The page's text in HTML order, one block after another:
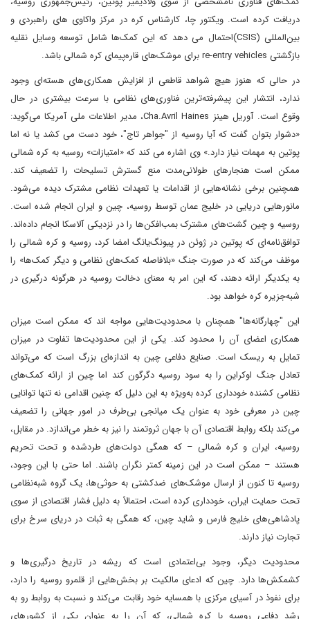
دریافت کرده است. ویکتور چا، کارشناس کره در مرکز واکاوی های راهبردی و
بین‌المللی (CSIS)احتمال می دهد که این کمک‌ها شامل توسعه وسایل نقلیه
بازگشتی re-entry vehicles برای موشک‌های قاره‌پیمای کره شمالی باشد.
در حالی که هنوز هیچ شواهد قاطعی از افزایش همکاری‌های هسته‌ای وجود
ندارد، انتشار این پیشرفته‌ترین فناوری‌های نظامی با سرعت بیشتری در حال
وقوع است. آوریل هینز Cha.Avril Haines، مدیر اطلاعات ملی آمریکا می‌گوید:
«دشوار بتوان گفت که آیا روسیه از "جواهر تاج"، خود دست می کشد یا نه اما
پوتین به مهمات نیاز دارد.» وی اشاره می کند که «امتیازات» روسیه به کره شمالی
ممکن است هنجارهای طولانی‌مدت منع گسترش تسلیحات را تضعیف کند.
همچنین برخی نشانه‌هایی از اقدامات یا تعهدات نظامی مشترک دیده می‌شود.
مانورهایی دریایی در خلیج عمان توسط روسیه، چین و ایران انجام شده است.
روسیه و چین گشت‌های مشترک بمب‌افکن‌ها را در نزدیکی آلاسکا انجام داده‌اند.
توافق‌نامه‌ای که پوتین در ژوئن در پیونگ‌یانگ امضا کرد، روسیه و کره شمالی را
موظف می‌کند که در صورت جنگ «بلافاصله کمک‌های نظامی و دیگر کمک‌ها» را
به یکدیگر ارائه دهند، که این امر به معنای دخالت روسیه در هرگونه درگیری در
شبه‌جزیره کره خواهد بود.
این "چهارگانه‌ها" همچنان با محدودیت‌هایی مواجه اند که ممکن است میزان
همکاری اعضای آن را محدود کند. یکی از این محدودیت‌ها تفاوت در میزان
تمایل به ریسک است. صنایع دفاعی چین به اندازه‌ای بزرگ است که می‌تواند
تعادل جنگ اوکراین را به سود روسیه دگرگون کند اما چین از ارائه کمک‌های
نظامی کشنده خودداری کرده به‌ویژه به این دلیل که چنین اقدامی نه تنها توانایی
چین در معرفی خود به عنوان یک میانجی بی‌طرف در امور جهانی را تضعیف
می‌کند بلکه روابط اقتصادی آن با جهان ثروتمند را نیز به خطر می‌اندازد. در مقابل،
روسیه، ایران و کره شمالی – که همگی دولت‌های طردشده و تحت تحریم
هستند – ممکن است در این زمینه کمتر نگران باشند. اما حتی با این وجود،
روسیه تا کنون از ارسال موشک‌های ضدکشتی به حوثی‌ها، یک گروه شبه‌نظامی
تحت حمایت ایران، خودداری کرده است، احتمالاً به دلیل فشار اقتصادی از سوی
پادشاهی‌های خلیج فارس و شاید چین، که همگی به ثبات در دریای سرخ برای
تجارت نیاز دارند.
محدودیت دیگر، وجود بی‌اعتمادی است که ریشه در تاریخ درگیری‌ها و
کشمکش‌ها دارد. چین که ادعای مالکیت بر بخش‌هایی از قلمرو روسیه را دارد،
برای نفوذ در آسیای مرکزی با همسایه خود رقابت می‌کند و نسبت به روابط رو به
رشد دفاعی روسیه با کره شمالی، که آن را به عنوان یکی از کشورهای